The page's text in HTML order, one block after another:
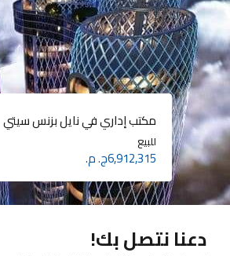
مكتب إداري في نايل بزنس سيتي
للبيع
6,912,315ج. م.
الإدارية الجديدة
للبيع
2,970,000ج. م.
شاليه في مارينا هيلز بالعين السخنة
للبيع
3,953,000ج. م.
دعنا نتصل بك!